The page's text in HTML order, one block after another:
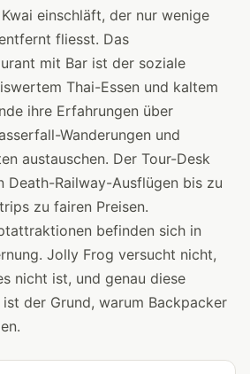
einschläft, der nur wenige
fliesst. Das
mit Bar ist der soziale
Thai-Essen und kaltem
ihre Erfahrungen über
Wanderungen und
austauschen. Der Tour-Desk
Death-Railway-Ausflügen bis zu
zu fairen Preisen.
befinden sich in
Jolly Frog versucht nicht,
nicht ist, und genau diese
der Grund, warum Backpacker